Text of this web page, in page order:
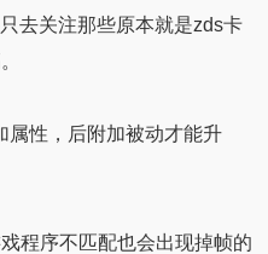
去关注那些原本就是zds卡
性，后附加被动才能升
程序不匹配也会出现掉帧的